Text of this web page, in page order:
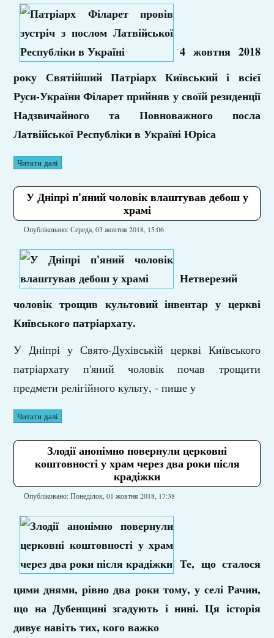
4 жовтня 2018
року Святійший Патріарх Київський і всієї
Руси-України Філарет прийняв у своїй резиденції
Надзвичайного та Повноважного посла
Латвійської Республіки в Україні Юріса
Читати далі
У Дніпрі п'яний чоловік влаштував дебош у
храмі
Опубліковано: Середа, 03 жовтня 2018, 15:06
Нетверезий
чоловік трощив культовий інвентар у церкві
Київського патріархату.
У Дніпрі у Свято-Духівській церкві Київського
патріархату п'яний чоловік почав трощити
предмети релігійного культу, - пише у
Читати далі
Злодії анонімно повернули церковні
коштовності у храм через два роки після
крадіжки
Опубліковано: Понеділок, 01 жовтня 2018, 17:38
Те, що сталося
цими днями, рівно два роки тому, у селі Рачин,
що на Дубенщині згадують і нині. Ця історія
дивує навіть тих, кого важко